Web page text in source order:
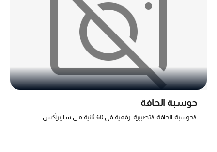
حوسبة الحافة
#حوسبة_الحافة #تصبيرة_رقمية في 60 ثانية من سايبرأكس